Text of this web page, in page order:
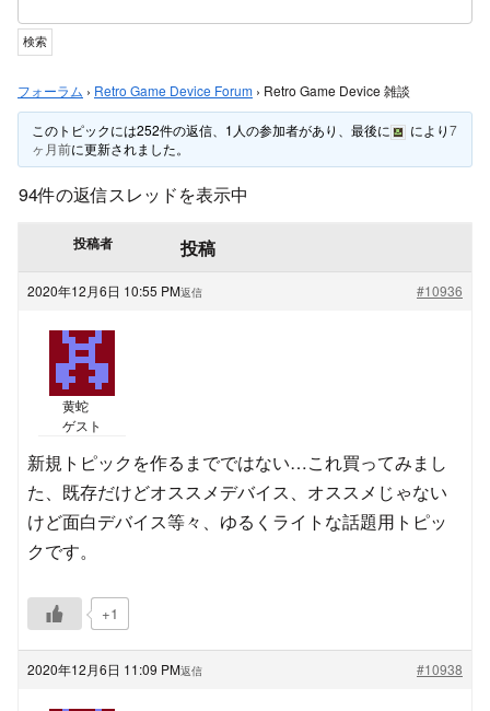
フォーラム › Retro Game Device Forum › Retro Game Device 雑談
このトピックには252件の返信、1人の参加者があり、最後に により7
ヶ月前に更新されました。
94件の返信スレッドを表示中
投稿者 投稿
2020年12月6日 10:55 PM #10936
返信
黄蛇
ゲスト
新規トピックを作るまでではない…これ買ってみまし
た、既存だけどオススメデバイス、オススメじゃない
けど面白デバイス等々、ゆるくライトな話題用トピッ
クです。
+1
2020年12月6日 11:09 PM #10938
返信